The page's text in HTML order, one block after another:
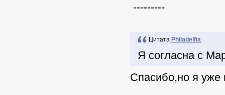
---------
Цитата Philadelfia
Я согласна с
Спасибо,но я уже